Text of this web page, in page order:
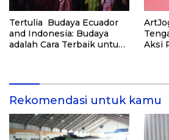
Tertulia Budaya Ecuador
and Indonesia: Budaya
adalah Cara Terbaik untuk
Aksi
Rekomendasi untuk kamu